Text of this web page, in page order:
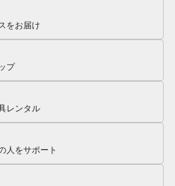
をお届け
プ
レンタル
人をサポート